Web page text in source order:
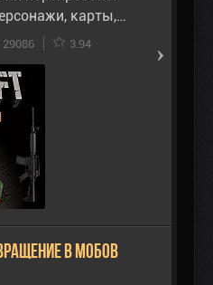
карты,…
29086 3.94
в мобов